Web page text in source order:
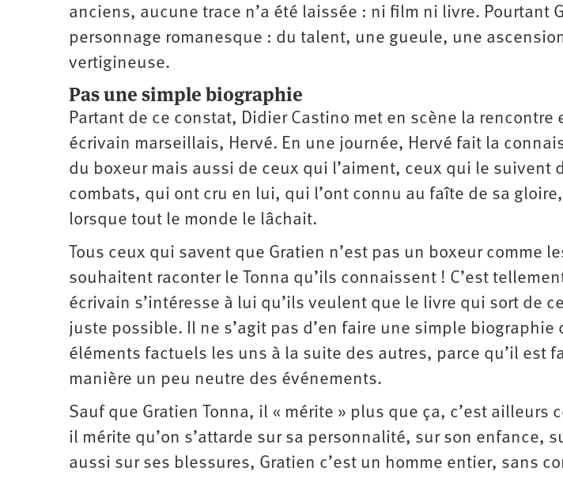
anciens, aucune trace n’a été laissée : ni film ni livre. Pourtant
personnage romanesque : du talent, une gueule, une
vertigineuse.
Pas une simple biographie
Partant de ce constat, Didier Castino met en scène la rencontre
écrivain marseillais, Hervé. En une journée, Hervé fait la
du boxeur mais aussi de ceux qui l’aiment, ceux qui le suivent
combats, qui ont cru en lui, qui l’ont connu au faîte de sa
lorsque tout le monde le lâchait.
Tous ceux qui savent que Gratien n’est pas un boxeur comme
souhaitent raconter le Tonna qu’ils connaissent ! C’est
écrivain s’intéresse à lui qu’ils veulent que le livre qui sort de
juste possible. Il ne s’agit pas d’en faire une simple biographie
éléments factuels les uns à la suite des autres, parce qu’il est
manière un peu neutre des événements.
Sauf que Gratien Tonna, il « mérite » plus que ça, c’est ailleurs
il mérite qu’on s’attarde sur sa personnalité, sur son enfance,
aussi sur ses blessures, Gratien c’est un homme entier, sans